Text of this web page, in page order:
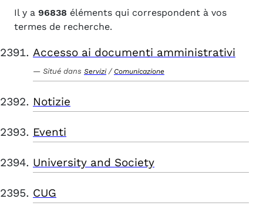
Il y a 96838 éléments qui correspondent à vos
termes de recherche.
Accesso ai documenti amministrativi
Situé dans Servizi / Comunicazione
Notizie
Eventi
University and Society
CUG